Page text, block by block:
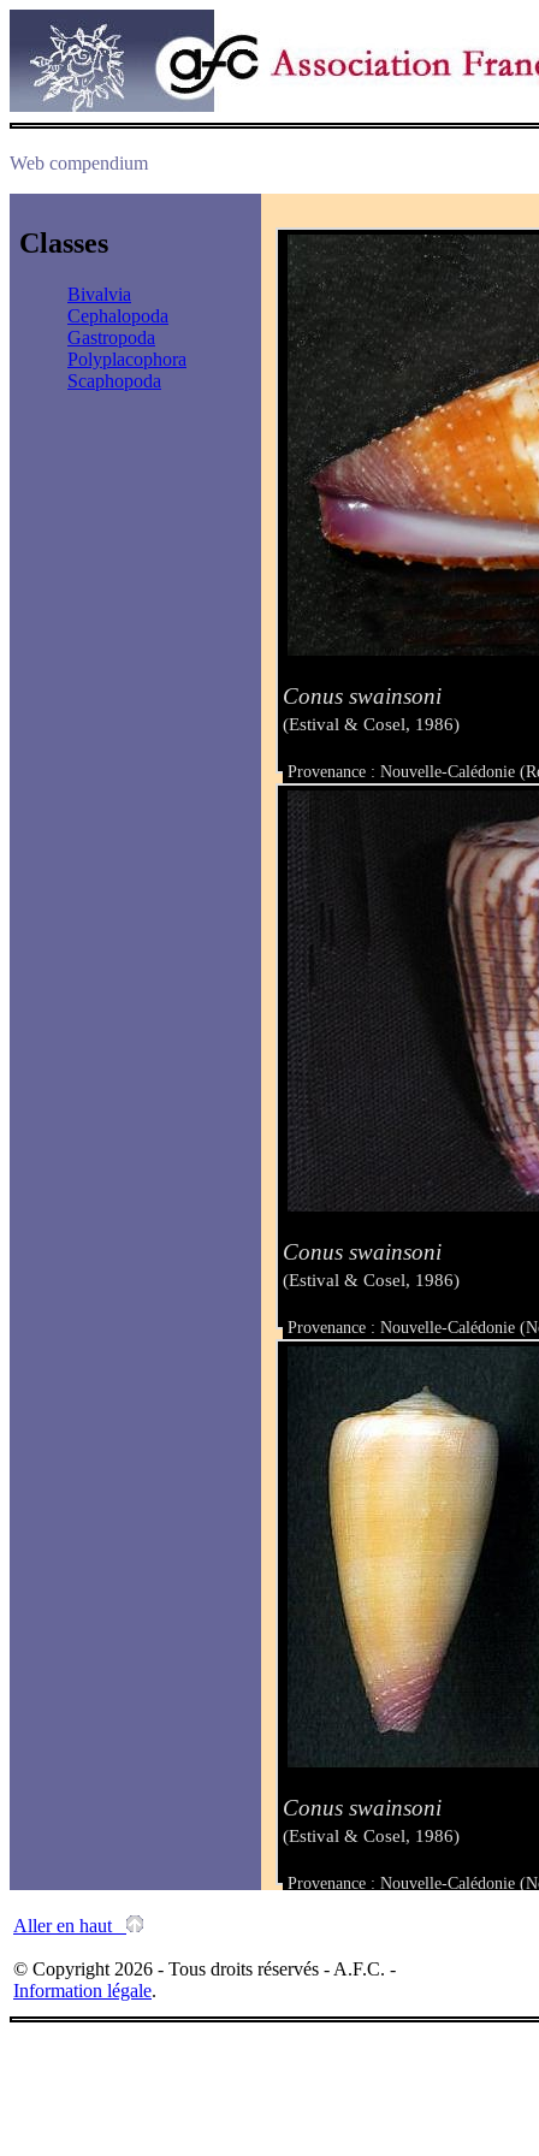
Web compendium
Classes
Bivalvia
Cephalopoda
Gastropoda
Polyplacophora
Scaphopoda
Conus swainsoni
(Estival & Cosel, 1986)
Provenance : Nouvelle-Calédonie
Taille : 37 mm
Conus swainsoni
(Estival & Cosel, 1986)
Provenance : Nouvelle-Calédonie
Taille : 52.9 mm
Conus swainsoni
(Estival & Cosel, 1986)
Provenance : Nouvelle-Calédonie
Aller en haut
© Copyright 2026 - Tous droits réservés - A.F.C. -
Information légale.